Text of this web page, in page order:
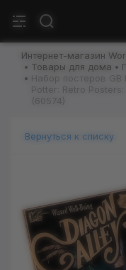
Интернет-магазин
Товары для дома
Набор постеров
Potter: Retro
Вернуться к списку